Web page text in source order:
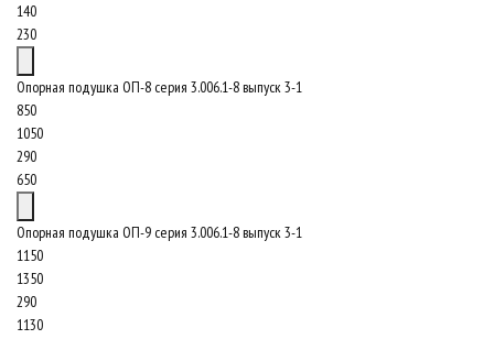
140
230
Опорная подушка ОП-8 серия 3.006.1-8 выпуск 3-1
850
1050
290
650
Опорная подушка ОП-9 серия 3.006.1-8 выпуск 3-1
1150
1350
290
1130